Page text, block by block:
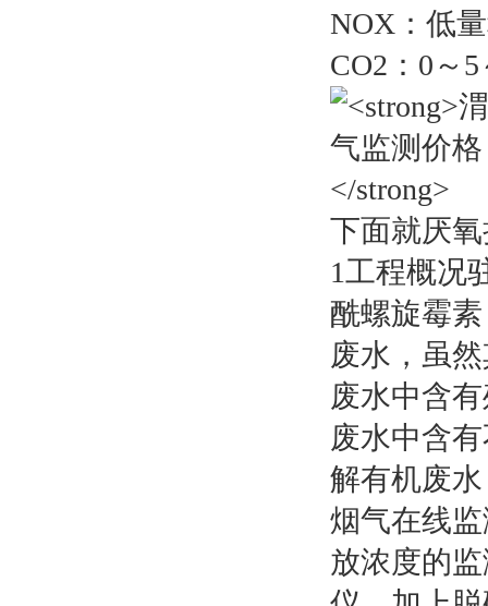
NOX：低
CO2：0～5
下面就厌
1工程概况
酰螺旋霉
废水，虽
废水中含
废水中含
解有机废
烟气在线
放浓度的